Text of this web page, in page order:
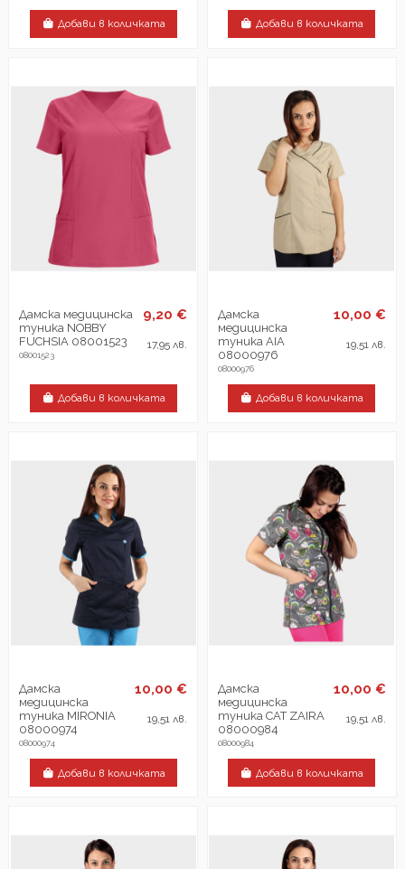
Добави в количката Добави в количката
Дамска медицинска
туника NOBBY
FUCHSIA 08001523
08001523
9,20 €
17,95 лв.
Добави в количката
Дамска
медицинска
туника AIA
08000976
08000976
10,00 €
19,51 лв.
Добави в количката
Дамска
медицинска
туника MIRONIA
08000974
08000974
10,00 €
19,51 лв.
Добави в количката
Дамска
медицинска
туника CAT ZAIRA
08000984
08000984
10,00 €
19,51 лв.
Добави в количката